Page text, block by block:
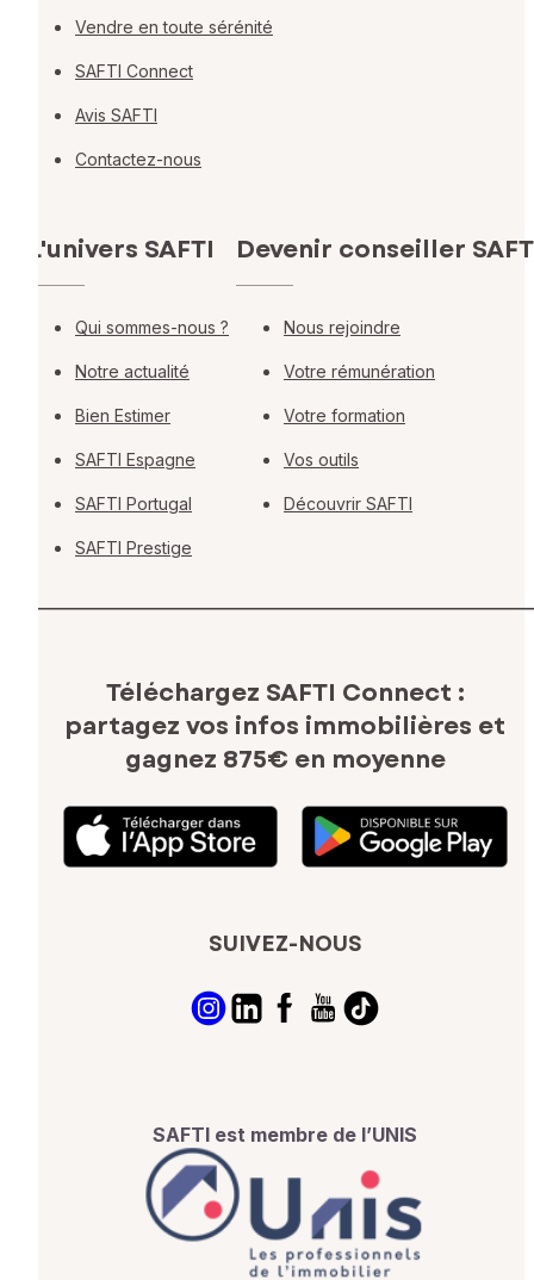
Vendre en toute sérénité
SAFTI Connect
Avis SAFTI
Contactez-nous
L'univers SAFTI
Qui sommes-nous ?
Notre actualité
Bien Estimer
SAFTI Espagne
SAFTI Portugal
SAFTI Prestige
Devenir conseiller
Nous rejoindre
Votre rémunération
Votre formation
Vos outils
Découvrir SAFTI
Téléchargez SAFTI Connect :
partagez vos infos immobilières et
gagnez 875€ en moyenne
SUIVEZ-NOUS
SAFTI est membre de l’UNIS